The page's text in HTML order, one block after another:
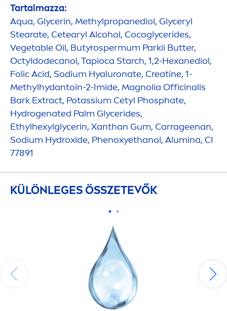
Tartalmazza:
Aqua, Glycerin, Methylpropanediol, Glyceryl
Stearate, Cetearyl Alcohol, Cocoglycerides,
Vegetable Oil, Butyrospermum Parkii Butter,
Octyldodecanol, Tapioca Starch, 1,2-Hexanediol,
Folic Acid, Sodium Hyaluronate, Creatine, 1-
Methylhydantoin-2-Imide, Magnolia Officinalis
Bark Extract, Potassium Cetyl Phosphate,
Hydrogenated Palm Glycerides,
Ethylhexylglycerin, Xanthan Gum, Carrageenan,
Sodium Hydroxide, Phenoxyethanol, Alumina, CI
77891
KÜLÖNLEGES ÖSSZETEVŐK